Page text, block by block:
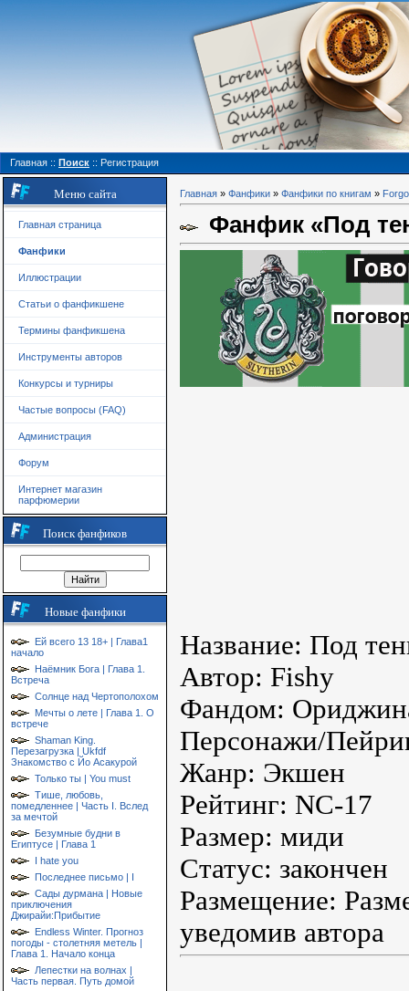
Главная :: Поиск :: Регистрация
Меню сайта
Главная страница
Фанфики
Иллюстрации
Статьи о фанфикшене
Термины фанфикшена
Инструменты авторов
Конкурсы и турниры
Частые вопросы (FAQ)
Администрация
Форум
Интернет магазин
парфюмерии
Поиск фанфиков
Новые фанфики
Ей всего 13 18+ | Глава1
начало
Наёмник Бога | Глава 1.
Встреча
Солнце над Чертополохом
Мечты о лете | Глава 1. О
встрече
Shaman King.
Перезагрузка | Ukfdf
Знакомство с Йо Асакурой
Только ты | You must
Тише, любовь,
помедленнее | Часть I. Вслед
за мечтой
Безумные будни в
Египтусе | Глава 1
I hate you
Последнее письмо | I
Сады дурмана | Новые
приключения
Джирайи:Прибытие
Endless Winter. Прогноз
погоды - столетняя метель |
Глава 1. Начало конца
Лепестки на волнах |
Часть первая. Путь домой
Главная » Фанфики » Фанфики по книгам »
Фанфик «Под
Название: Под
Автор: Fishy
Фандом:
Персонажи/
Жанр: Экшен
Рейтинг: NC-17
Размер: миди
Статус: закончен
Размещение:
уведомив автора